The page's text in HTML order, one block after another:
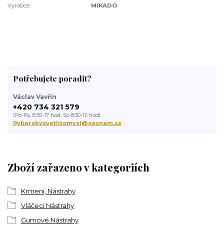
Výrobce:
MIKADO
Zboží zařazeno v kategoriích
Krmení, Nástrahy
Vláčecí Nástrahy
Gumové Nástrahy
Potřebujete poradit?
Václav Vavřín
+420 734 321 579
(Po-Pá, 8:30-17 hod. So 8:30-12 hod)
Rybarskysvetlitomysl@seznam.cz